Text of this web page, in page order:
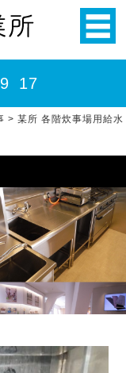
> 某所 各階炊事場用給水